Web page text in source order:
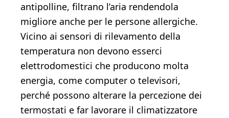
antipolline, filtrano l’aria rendendola
migliore anche per le persone allergiche.
Vicino ai sensori di rilevamento della
temperatura non devono esserci
elettrodomestici che producono molta
energia, come computer o televisori,
perché possono alterare la percezione dei
termostati e far lavorare il climatizzatore